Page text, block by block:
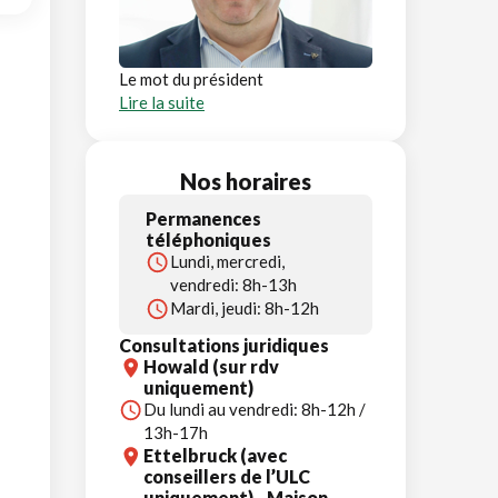
Le mot du président
Lire la suite
Nos horaires
Permanences
téléphoniques
Lundi, mercredi,
vendredi: 8h-13h
Mardi, jeudi: 8h-12h
Consultations juridiques
Howald (sur rdv
uniquement)
Du lundi au vendredi: 8h-12h /
13h-17h
Ettelbruck (avec
conseillers de l’ULC